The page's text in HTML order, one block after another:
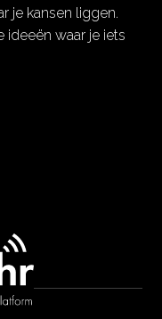
je kansen liggen.
ideeën waar je iets